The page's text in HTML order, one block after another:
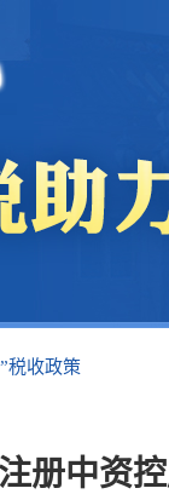
税收政策
册中资